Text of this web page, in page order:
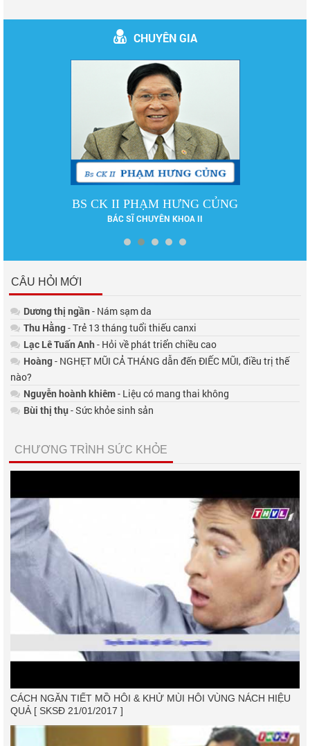
CHUYÊN GIA
BS CK II PHẠM HƯNG CỦNG
BÁC SĨ CHUYÊN KHOA II
CÂU HỎI MỚI
Dương thị ngần- Nám sạm da
Thu Hằng- Trẻ 13 tháng tuổi thiếu canxi
Lạc Lê Tuấn Anh- Hỏi về phát triển chiều cao
Hoàng- NGHẸT MŨI CẢ THÁNG dẫn đến ĐIẾC MŨI, điều trị thế
nào?
Nguyễn hoành khiêm- Liệu có mang thai không
Bùi thị thụ- Sức khỏe sinh sản
CHƯƠNG TRÌNH SỨC KHỎE
CÁCH NGĂN TIẾT MỒ HÔI & KHỬ MÙI HÔI VÙNG NÁCH HIỆU
QUẢ [ SKSĐ 21/01/2017 ]